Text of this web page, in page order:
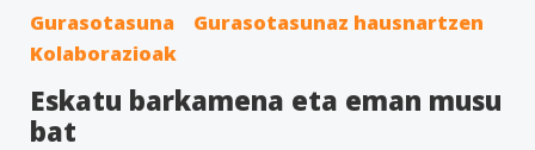
Gurasotasuna
Gurasotasunaz hausnartzen
Kolaborazioak
Eskatu barkamena eta eman musu
bat